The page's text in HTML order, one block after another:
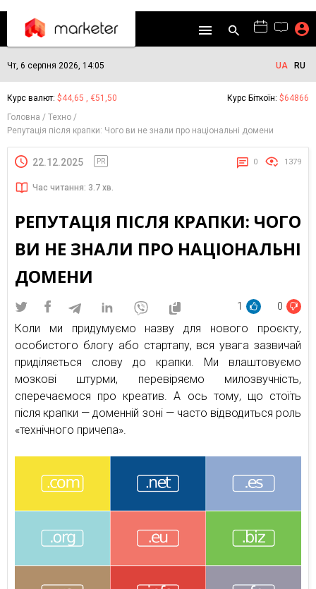
Чт, 6 серпня 2026, 14:05 UA RU
Курс валют: $44,65 , €51,50 Курс Біткоїн: $64866
Головна
Техно
Репутація після крапки: Чого ви не знали про національні домени
22.12.2025 PR 0 1379
Час читання: 3.7 хв.
РЕПУТАЦІЯ ПІСЛЯ КРАПКИ: ЧОГО
ВИ НЕ ЗНАЛИ ПРО НАЦІОНАЛЬНІ
ДОМЕНИ
1 0
Коли ми придумуємо назву для нового проєкту,
особистого блогу або стартапу, вся увага зазвичай
приділяється слову до крапки. Ми влаштовуємо
мозкові штурми, перевіряємо милозвучність,
сперечаємося про креатив. А ось тому, що стоїть
після крапки — доменній зоні — часто відводиться роль
«технічного причепа».